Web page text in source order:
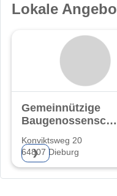
Lokale
Gemeinnützige
Konviktsweg 20
64807 Dieburg
❯